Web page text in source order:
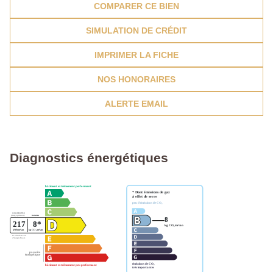
COMPARER CE BIEN
SIMULATION DE CRÉDIT
IMPRIMER LA FICHE
NOS HONORAIRES
ALERTE EMAIL
Diagnostics énergétiques